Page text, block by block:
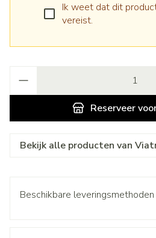
Ik weet dat dit
vereist.
Reserveer
Bekijk alle producten van
Beschikbare leveringsmethoden